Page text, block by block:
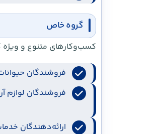
گروه خاص
کسب‌وکارهای متنوع و ویژه
فروشندگان
فروشندگان لوازم
ارائه‌دهندگان